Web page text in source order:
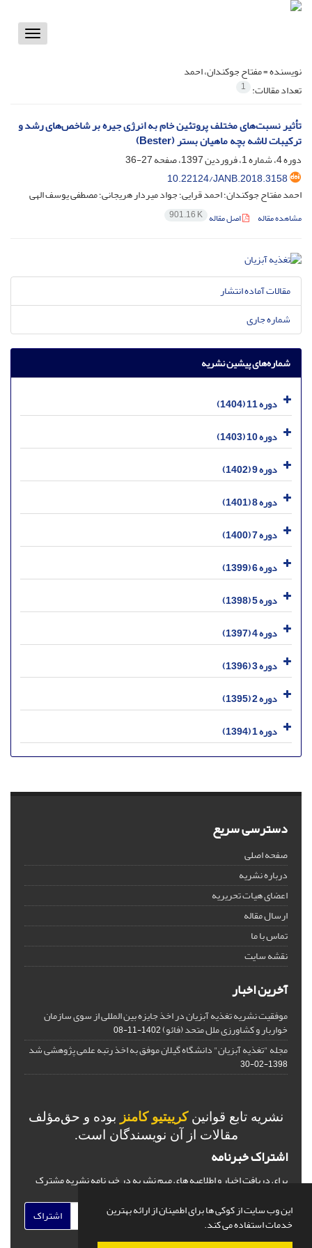
این وب سایت از کوکی ها برای اطمینان از ارائه بهترین
خدمات استفاده می کند.
Toggle
نویسنده =مفتاح جوکندان، احمد
تعداد مقالات: 1
تأثیر نسبت‌های مختلف پروتئین خام به انرژی جیره بر شاخص‌های رشد و
ترکیبات لاشه بچه ماهیان بستر (Bester)
دوره 4، شماره 1، فروردین 1397، صفحه
27-36
10.22124/JANB.2018.3158
احمد مفتاح جوکندان؛ احمد قرایی؛ جواد میردار هریجانی؛ مصطفی یوسف الهی
مشاهده مقاله اصل مقاله 901.16 K
مقالات آماده انتشار
شماره جاری
شماره‌های پیشین نشریه
دوره 11 (1404)
دوره 10 (1403)
دوره 9 (1402)
دوره 8 (1401)
دوره 7 (1400)
دوره 6 (1399)
دوره 5 (1398)
دوره 4 (1397)
دوره 3 (1396)
دوره 2 (1395)
دوره 1 (1394)
دسترسی سریع
صفحه اصلی
درباره نشریه
اعضای هیات تحریریه
ارسال مقاله
تماس با ما
نقشه سایت
آخرین اخبار
موفقیت نشریه تغذیه آبزیان در اخذ جایزه بین المللی از سوی سازمان
خواربار و کشاورزی ملل متحد (فائو)1402-11-08
مجله "تغذیه آبزیان" دانشگاه گیلان موفق به اخذ رتبه علمی پژوهشی شد
1398-02-30
نشریه تابع قوانینکرییتیو کامنز بوده و حق‌مؤلف
مقالات از آن نویسندگان است.
اشتراک خبرنامه
برای دریافت اخبار و اطلاعیه های مهم نشریه در خبرنامه نشریه مشترک
اشتراک